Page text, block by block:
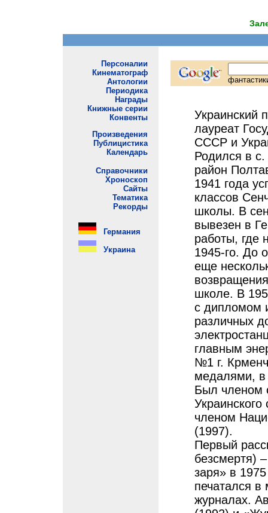
Украинский
лауреат
СССР и
Родился в
район
1941 года
классов
школы. В
вывезен в
работы, где
1945-го. До
еще
школе. В
с дипломом
различных
главным
№1 г.
медалями, в
Был членом
членом
(1997).
Первый
безсмертя)
заря» в
печатался в
журналах.